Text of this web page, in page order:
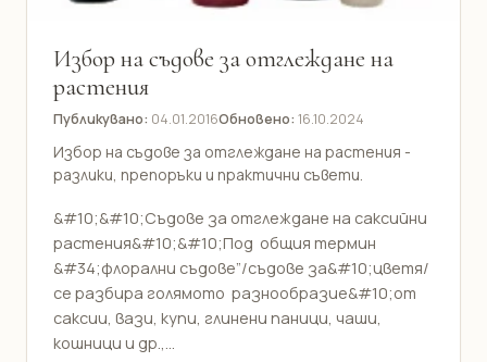
Избор на съдове за отглеждане на
растения
Публикувано: 04.01.2016Обновено: 16.10.2024
Избор на съдове за отглеждане на растения -
разлики, препоръки и практични съвети.
&#10;&#10;Съдове за отглеждане на саксийни
растения&#10;&#10;Под общия термин
&#34;флорални съдове”/съдове за&#10;цветя/
се разбира голямото разнообразие&#10;от
саксии, вази, купи, глинени паници, чаши,
кошници и др.,...